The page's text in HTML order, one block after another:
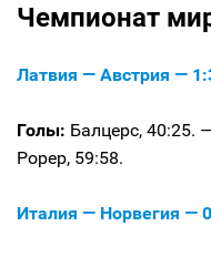
Чемпионат
Латвия — Австрия —
Голы: Балцерс, 40:25.
Рорер, 59:58.
Италия — Норвегия —